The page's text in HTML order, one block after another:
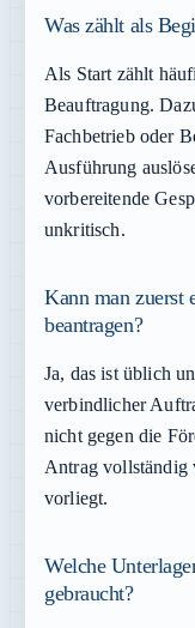
Was zählt als
Als Start zählt
Beauftragung.
Fachbetrieb oder
Ausführung
vorbereitende
unkritisch.
Kann man zuerst
beantragen?
Ja, das ist üblich
verbindlicher
nicht gegen die
Antrag vollständig
vorliegt.
Welche
gebraucht?